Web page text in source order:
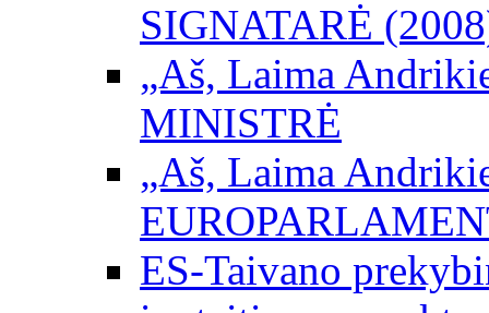
SIGNATARĖ
„Aš, Laima
MINISTRĖ
„Aš, Laima
ES-Taivano